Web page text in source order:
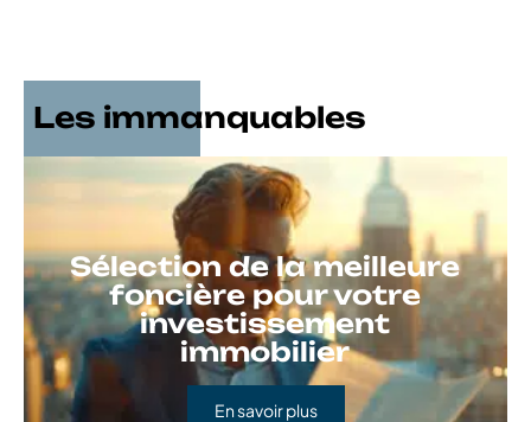
Les immanquables
Sélection de la meilleure
foncière pour votre
investissement
immobilier
En savoir plus